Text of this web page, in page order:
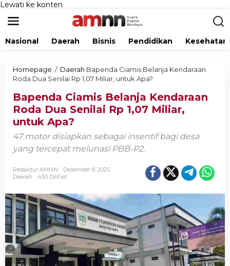
Lewati ke konten
Nasional Daerah Bisnis Pendidikan Kesehatan
Homepage / Daerah Bapenda Ciamis Belanja Kendaraan
Roda Dua Senilai Rp 1,07 Miliar, untuk Apa?
Bapenda Ciamis Belanja Kendaraan
Roda Dua Senilai Rp 1,07 Miliar,
untuk Apa?
47 motor disiapkan sebagai insentif bagi desa
yang tercepat melunasi PBB-P2.
Redaktur AMNN
Desember 8, 2025
Daerah
453 Dilihat